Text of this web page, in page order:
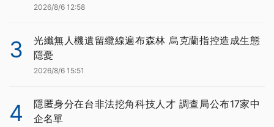
2026/8/6 12:58
3
光纖無人機遺留纜線遍布森林 烏克蘭指控造成生態
隱憂
2026/8/6 15:51
4
隱匿身分在台非法挖角科技人才 調查局公布17家中
企名單